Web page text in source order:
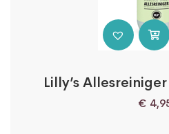
Lilly’s
€